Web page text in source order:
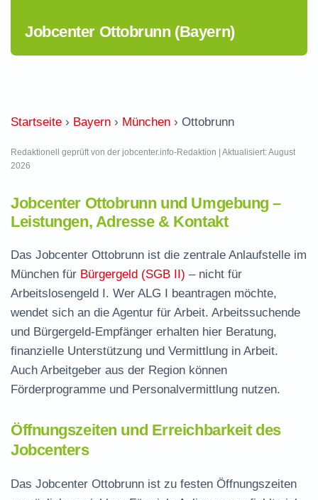
Jobcenter Ottobrunn (Bayern)
Startseite › Bayern › München › Ottobrunn
Redaktionell geprüft von der jobcenter.info-Redaktion | Aktualisiert: August
2026
Jobcenter Ottobrunn und Umgebung –
Leistungen, Adresse & Kontakt
Das Jobcenter Ottobrunn ist die zentrale Anlaufstelle im
München für Bürgergeld (SGB II) – nicht für
Arbeitslosengeld I. Wer ALG I beantragen möchte,
wendet sich an die Agentur für Arbeit. Arbeitssuchende
und Bürgergeld-Empfänger erhalten hier Beratung,
finanzielle Unterstützung und Vermittlung in Arbeit.
Auch Arbeitgeber aus der Region können
Förderprogramme und Personalvermittlung nutzen.
Öffnungszeiten und Erreichbarkeit des
Jobcenters
Das Jobcenter Ottobrunn ist zu festen Öffnungszeiten